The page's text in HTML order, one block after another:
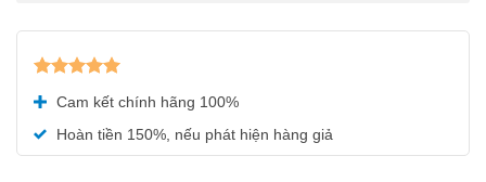
hạng5.00
5 sao
Cam kết chính hãng 100%
Hoàn tiền 150%, nếu phát hiện hàng giả